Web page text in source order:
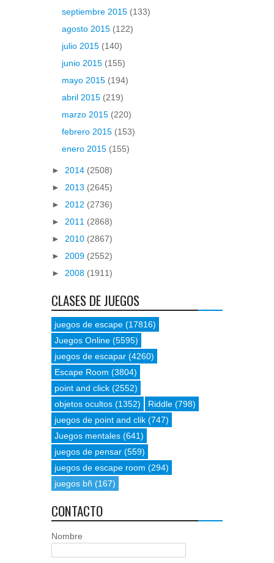
septiembre 2015 (133)
agosto 2015 (122)
julio 2015 (140)
junio 2015 (155)
mayo 2015 (194)
abril 2015 (219)
marzo 2015 (220)
febrero 2015 (153)
enero 2015 (155)
► 2014 (2508)
► 2013 (2645)
► 2012 (2736)
► 2011 (2868)
► 2010 (2867)
► 2009 (2552)
► 2008 (1911)
CLASES DE JUEGOS
juegos de escape (17816)
Juegos Online (5595)
juegos de escapar (4260)
Escape Room (3804)
point and click (2552)
objetos ocultos (1352) Riddle (798)
juegos de point and clik (747)
Juegos mentales (641)
juegos de pensar (559)
juegos de escape room (294)
juegos bñ (167)
CONTACTO
Nombre